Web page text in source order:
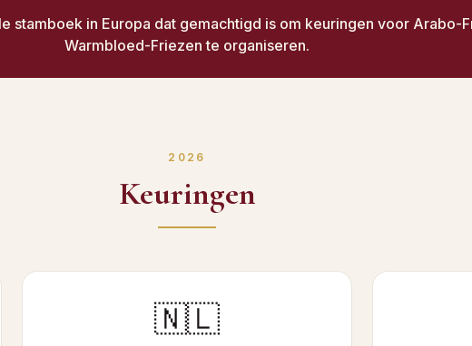
stamboek in Europa dat gemachtigd is om keuringen voor Arabo-
Warmbloed-Friezen te organiseren.
2026
Keuringen
🇳🇱